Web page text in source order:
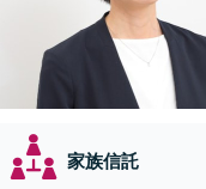
家族信託